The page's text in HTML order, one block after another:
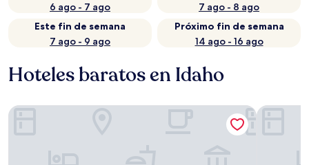
6 ago - 7 ago
7 ago - 8 ago
Este fin de semana
7 ago - 9 ago
Próximo fin de semana
14 ago - 16 ago
Hoteles baratos en Idaho
Best Western Sawtooth Inn & Suites Super 8